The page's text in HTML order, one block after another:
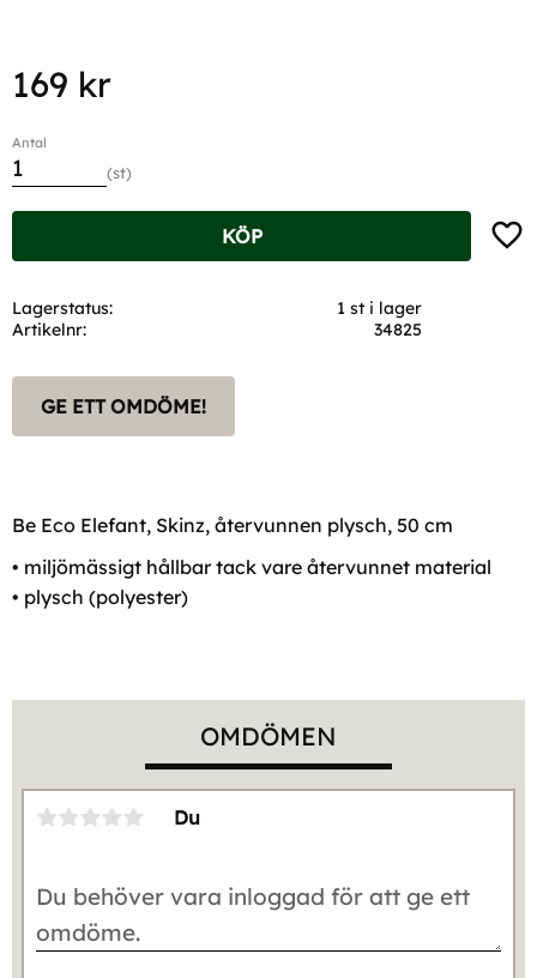
169 kr
Antal
st
KÖP
Lagerstatus
1 st i lager
Artikelnr
34825
GE ETT OMDÖME!
Be Eco Elefant, Skinz, återvunnen plysch, 50 cm
• miljömässigt hållbar tack vare återvunnet material
• plysch (polyester)
OMDÖMEN
Du